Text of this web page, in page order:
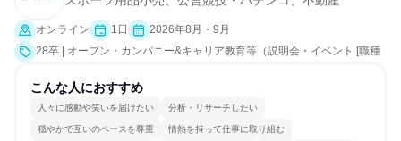
オンライン 1日
2026年8月・9月
28卒 | オープン・カンパニー&キャリア教育等（説明会・イベント [職種
こんな人におすすめ
人々に感動や笑いを届けたい 分析・リサーチしたい
穏やかで互いのペースを尊重 情熱を持って仕事に取り組む